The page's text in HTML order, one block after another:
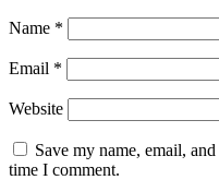
Name *
Email *
Website
Save my name, email,
time I comment.